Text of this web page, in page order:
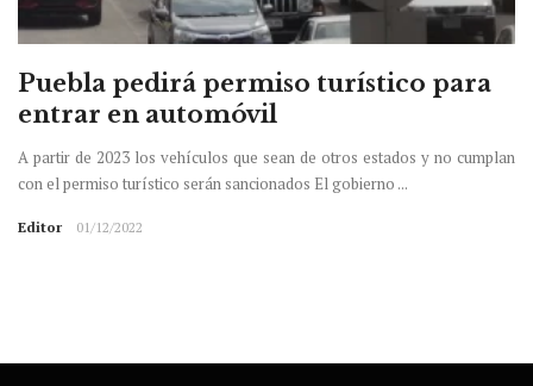
Puebla pedirá permiso turístico para
entrar en automóvil
A partir de 2023 los vehículos que sean de otros estados y no cumplan
con el permiso turístico serán sancionados El gobierno ...
Editor 01/12/2022